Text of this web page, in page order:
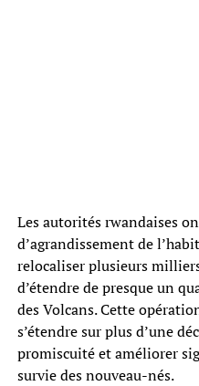
Les autorités rwandaises
d’agrandissement de
relocaliser plusieurs
d’étendre de presque un
des Volcans. Cette
s’étendre sur plus d’une
promiscuité et améliorer
survie des nouveau-nés.